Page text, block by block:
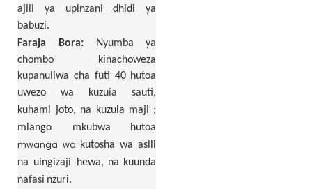
ajili ya upinzani dhidi ya
babuzi.
Faraja Bora:
Nyumba
ya
chombo kinachoweza
kupanuliwa cha futi 40 hutoa
uwezo wa kuzuia sauti,
kuhami joto, na kuzuia maji ;
mlango mkubwa
hutoa
mwanga wa kutosha wa asili
na uingizaji hewa, na kuunda
nafasi nzuri.